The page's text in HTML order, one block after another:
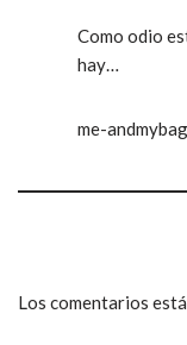
Como odio
hay…
me-
Los comentarios